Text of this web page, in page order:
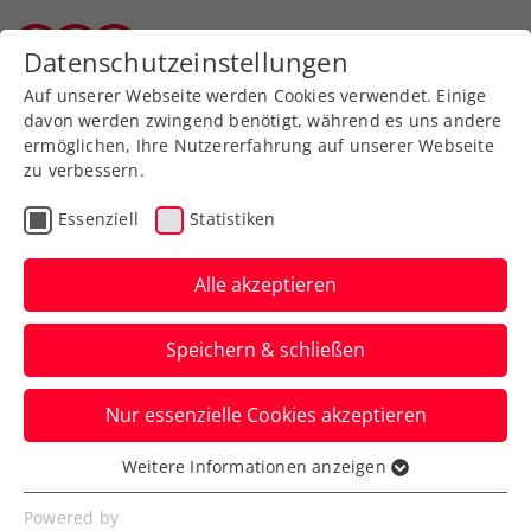
Zurück zur Newsübersicht
ATP
US Open: Erler
überrascht zum Auftakt
gegen Nummer-1-Doppel
Das ÖTV-Ass eliminiert mit Robert
Galloway in New York Julian Cash und
Lloyd Glasspool.
Verfasst von: Manuel Wachta, 29.08.2025
Datenschutzeinstellungen
Auf unserer Webseite werden Cookies verwendet. Einige
davon werden zwingend benötigt, während es uns andere
ermöglichen, Ihre Nutzererfahrung auf unserer Webseite
zu verbessern.
Essenziell Statistiken
Alle akzeptieren
Speichern & schließen
Nur essenzielle Cookies akzeptieren
Essenziell
Essenzielle Cookies werden für grundlegende
Weitere Informationen anzeigen
Powered by